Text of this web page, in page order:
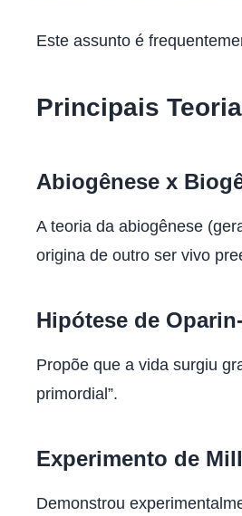
Este assunto é
Principais
Abiogênese x
A teoria da abiogênese
origina de outro ser vivo
Hipótese de
Propõe que a vida surgiu
primordial”.
Experimento de
Demonstrou